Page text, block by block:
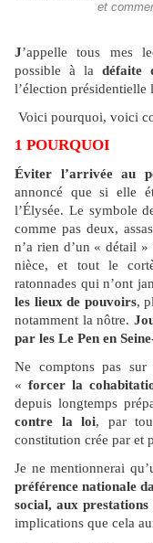
et
J’appelle tous mes
possible à ladéfaite
l’élection présidentielle
Voici pourquoi, voici
1 POURQUOI
Éviter l’arrivée au
annoncé que si elle
l’Élysée. Le symbole
comme pas deux,
n’a rien d’un « détail
nièce, et tout le
ratonnades qui n’ont
les lieux de pouvoirs,
notamment la nôtre.
par les Le Pen en
Ne comptons pas
« forcer la
depuis longtemps
contre la loi, par
constitution crée par et
Je ne mentionnerai
préférence nationale
social, aux
implications que cela